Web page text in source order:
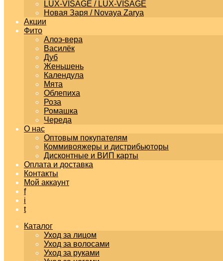
LUX-VISAGE / LUX-VISAGE
Новая Заря / Novaya Zarya
Акции
Фито
Алоэ-вера
Василёк
Дуб
Женьшень
Календула
Мята
Облепиха
Роза
Ромашка
Череда
О нас
Оптовым покупателям
Коммивояжеры и дистрибьюторы
Дисконтные и ВИП карты
Оплата и доставка
Контакты
Мой аккаунт
f
i
t
Каталог
Уход за лицом
Уход за волосами
Уход за руками